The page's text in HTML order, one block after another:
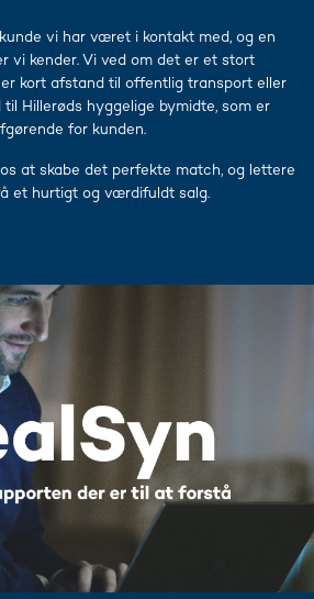
vi har været i kontakt med, og en
vi kender. Vi ved om det er et stort
er kort afstand til offentlig transport eller
Hillerøds hyggelige bymidte, som er
for kunden.
at skabe det perfekte match, og lettere
et hurtigt og værdifuldt salg.